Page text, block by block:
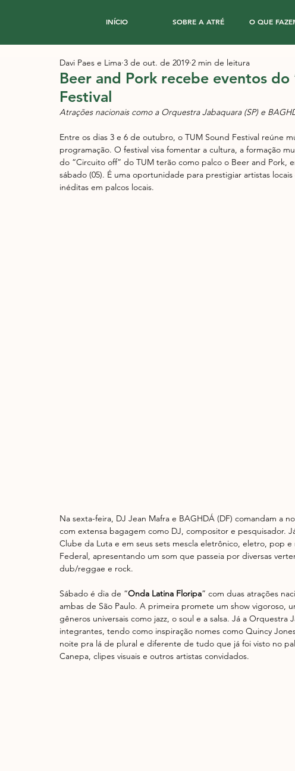
INÍCIO SOBRE A ATRÉ O QUE
Beer and Pork recebe eventos
Festival
Davi Paes e Lima 3 de out. de 2019 2 min de leitura
Atrações nacionais como a Orquestra Jabaquara (SP) e
Entre os dias 3 e 6 de outubro, o TUM Sound Festival reúne
programação. O festival visa fomentar a cultura, a formação
do “Circuito off” do TUM terão como palco o Beer and Pork,
sábado (05). É uma oportunidade para prestigiar artistas
inéditas em palcos locais.
Na sexta-feira, DJ Jean Mafra e BAGHDÁ (DF) comandam a
com extensa bagagem como DJ, compositor e pesquisador.
Clube da Luta e em seus sets mescla eletrônico, eletro, pop
Federal, apresentando um som que passeia por diversas
dub/reggae e rock.
Sábado é dia de “Onda Latina Floripa” com duas atrações
ambas de São Paulo. A primeira promete um show vigoroso,
gêneros universais como jazz, o soul e a salsa. Já a
integrantes, tendo como inspiração nomes como Quincy
noite pra lá de plural e diferente de tudo que já foi visto no
Canepa, clipes visuais e outros artistas convidados.